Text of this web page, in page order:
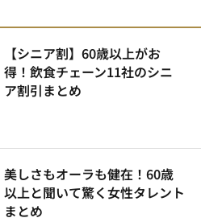
【シニア割】60歳以上がお
得！飲食チェーン11社のシニ
ア割引まとめ
美しさもオーラも健在！60歳
以上と聞いて驚く女性タレント
まとめ